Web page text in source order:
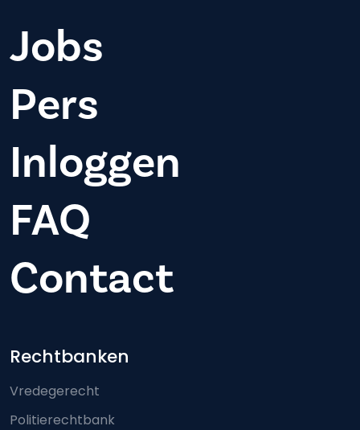
Jobs
Pers
Inloggen
FAQ
Contact
Footer-menu
Rechtbanken
Vredegerecht
Politierechtbank